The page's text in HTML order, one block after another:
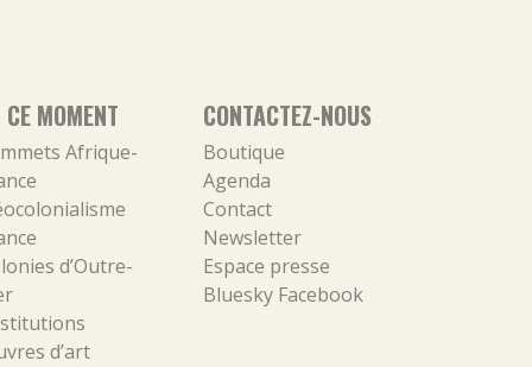
CE MOMENT
Afrique-
d’Outre-
d’art
CONTACTEZ-NOUS
Boutique
Agenda
Contact
Newsletter
Espace presse
Bluesky Facebook